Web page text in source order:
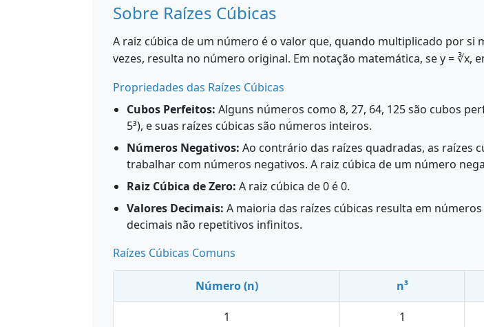
Sobre Raízes Cúbicas
A raiz cúbica de um número é o valor que, quando multiplicado por si
vezes, resulta no número original. Em notação matemática, se y = ∛x,
Propriedades das Raízes Cúbicas
Cubos Perfeitos: Alguns números como 8, 27, 64, 125 são cubos
5³), e suas raízes cúbicas são números inteiros.
Números Negativos: Ao contrário das raízes quadradas, as raízes
trabalhar com números negativos. A raiz cúbica de um número
Raiz Cúbica de Zero: A raiz cúbica de 0 é 0.
Valores Decimais: A maioria das raízes cúbicas resulta em
decimais não repetitivos infinitos.
Raízes Cúbicas Comuns
Número (n) n³
1 1